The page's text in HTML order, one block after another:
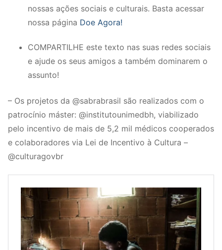
nossas ações sociais e culturais. Basta acessar
nossa página Doe Agora!
COMPARTILHE este texto nas suas redes sociais
e ajude os seus amigos a também dominarem o
assunto!
– Os projetos da @sabrabrasil são realizados com o
patrocínio máster: @institutounimedbh, viabilizado
pelo incentivo de mais de 5,2 mil médicos cooperados
e colaboradores via Lei de Incentivo à Cultura –
@culturagovbr